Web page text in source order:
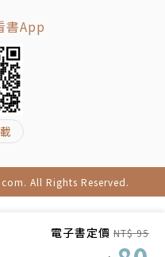
電子書定價 NT$ 95
書App
All Rights Reserved.